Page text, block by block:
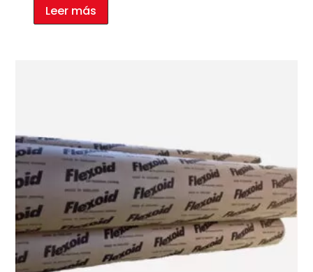
Leer más